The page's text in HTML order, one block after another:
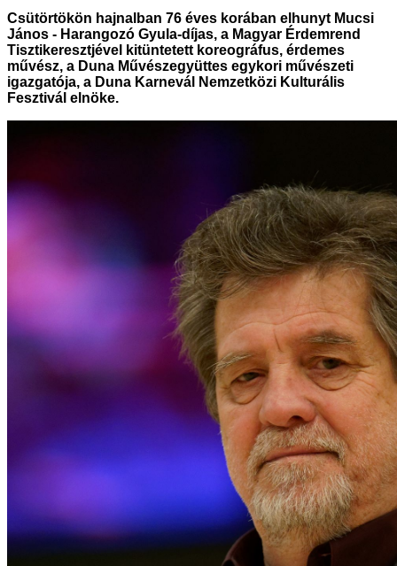
Csütörtökön hajnalban 76 éves korában elhunyt Mucsi
János - Harangozó Gyula-díjas, a Magyar Érdemrend
Tisztikeresztjével kitüntetett koreográfus, érdemes
művész, a Duna Művészegyüttes egykori művészeti
igazgatója, a Duna Karnevál Nemzetközi Kulturális
Fesztivál elnöke.